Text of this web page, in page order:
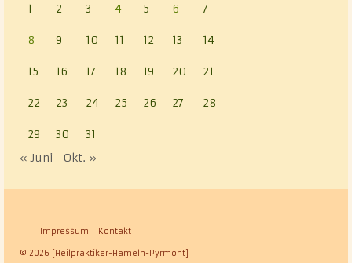
1 2 3 4 5 6 7
8 9 10 11 12 13 14
15 16 17 18 19 20 21
22 23 24 25 26 27 28
29 30
31
« Juni
Okt. »
Impressum Kontakt
© 2026 [Heilpraktiker-Hameln-Pyrmont]